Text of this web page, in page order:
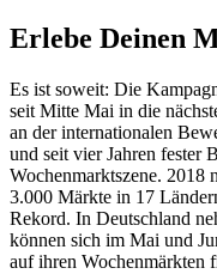
Erlebe Deinen
Es ist soweit: Die
seit Mitte Mai in die
an der internationalen
und seit vier Jahren fester
Wochenmarktszene. 2018
3.000 Märkte in 17
Rekord. In Deutschland
können sich im Mai und
auf ihren Wochenmärkten